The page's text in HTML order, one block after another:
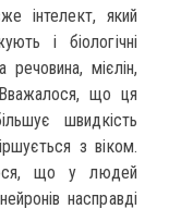
інтелект, який
і біологічні
мієлін,
Вважалося, що ця
швидкість
з віком.
що у людей
насправді